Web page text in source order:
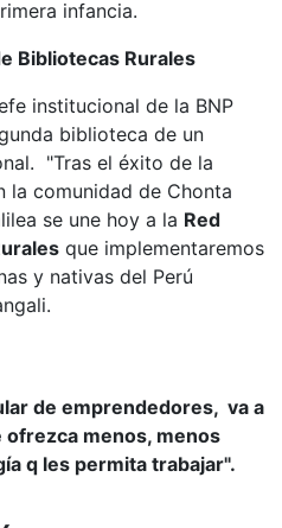
infancia.
Bibliotecas Rurales
institucional de la BNP
biblioteca de un
"Tras el éxito de la
la comunidad de Chonta
se une hoy a la Red
que implementaremos
y nativas del Perú
de emprendedores, va a
menos, menos
q les permita trabajar".